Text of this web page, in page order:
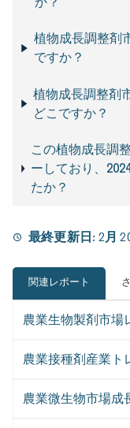
植物成長調整剤
ですか？
植物成長調整剤
どこですか？
この植物成長調
ーしており、
たか？
最終更新日: 2月
関連レポート
農業生物製剤市場
農業接種剤産業ト
農業微生物市場成